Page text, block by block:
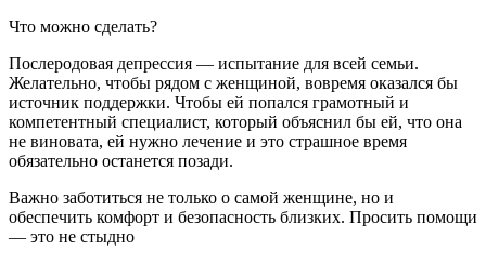
Что можно сделать?
Послеродовая депрессия — испытание для всей семьи.
Желательно, чтобы рядом с женщиной, вовремя оказался бы
источник поддержки. Чтобы ей попался грамотный и
компетентный специалист, который объяснил бы ей, что она
не виновата, ей нужно лечение и это страшное время
обязательно останется позади.
Важно заботиться не только о самой женщине, но и
обеспечить комфорт и безопасность близких. Просить помощи
— это не стыдно